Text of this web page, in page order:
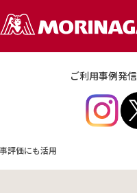
ご利用事例発信
評価にも活用